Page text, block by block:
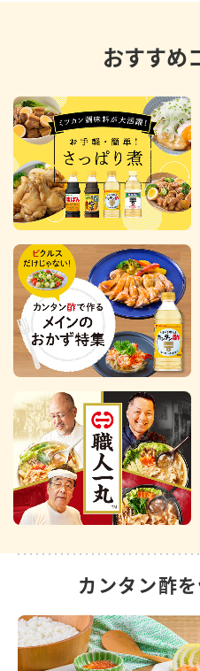
おすすめ
カンタン酢